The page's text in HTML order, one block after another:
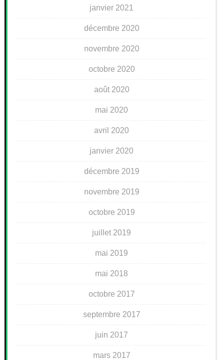
janvier 2021
décembre 2020
novembre 2020
octobre 2020
août 2020
mai 2020
avril 2020
janvier 2020
décembre 2019
novembre 2019
octobre 2019
juillet 2019
mai 2019
mai 2018
octobre 2017
septembre 2017
juin 2017
mars 2017